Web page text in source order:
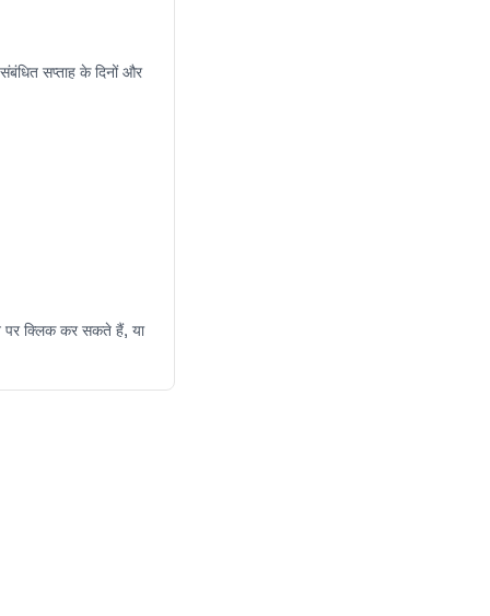
सप्ताह के दिनों और
पर क्लिक कर सकते हैं, या